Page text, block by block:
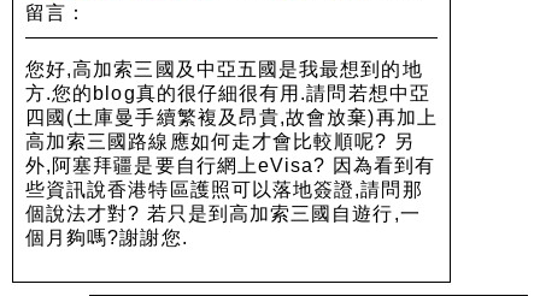
留言：
您好,高加索三國及中亞五國是我最想到的地
方.您的blog真的很仔細很有用.請問若想中亞
四國(土庫曼手續繁複及昂貴,故會放棄)再加上
高加索三國路線應如何走才會比較順呢? 另
外,阿塞拜疆是要自行網上eVisa? 因為看到有
些資訊說香港特區護照可以落地簽證,請問那
個說法才對? 若只是到高加索三國自遊行,一
個月夠嗎?謝謝您.